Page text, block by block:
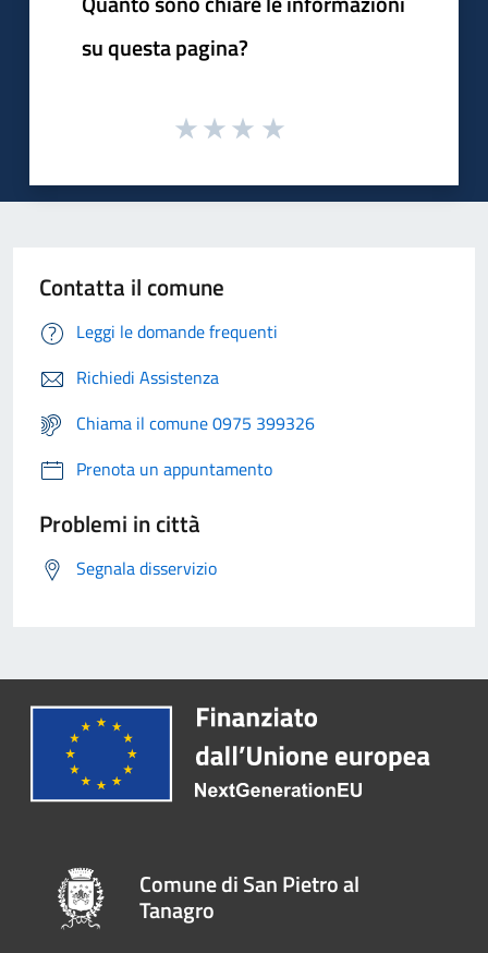
su questa pagina?
Contatta il comune
Leggi le domande frequenti
Richiedi Assistenza
Chiama il comune 0975 399326
Prenota un appuntamento
Problemi in città
Segnala disservizio
Comune di San Pietro al
Tanagro